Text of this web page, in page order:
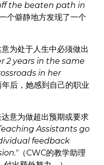
the beaten path in
个僻静地方发现了一个
为处于人生中必须做出
2 years in the same
in her
后，她感到自己的职业
意为做超出预期或要求
Assistants go
feedback
（CWC的教学助理